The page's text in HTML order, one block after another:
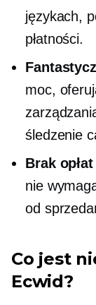
językach,
płatności.
moc,
śledzenie
Brak
nie
od
Co jest
Ecwid?